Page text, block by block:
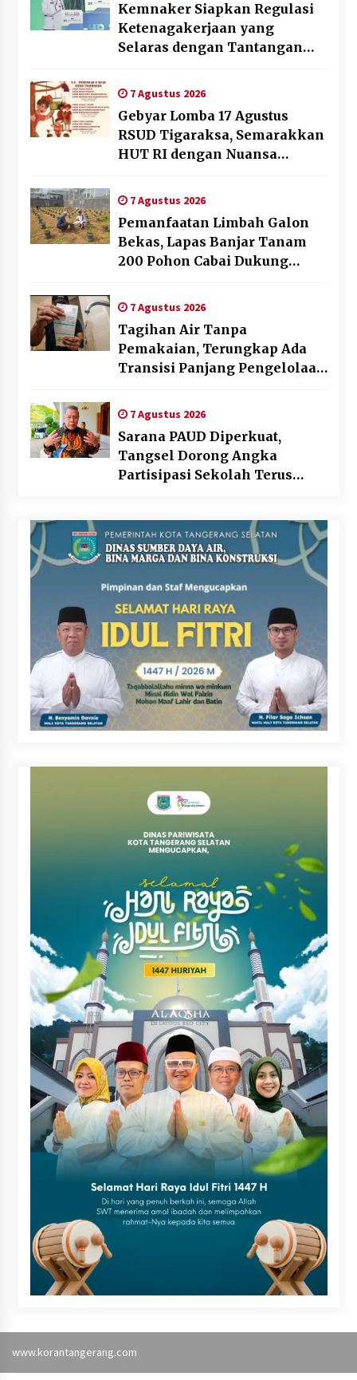
Kemnaker Siapkan Regulasi
Ketenagakerjaan yang
Selaras dengan Tantangan
7 Agustus 2026
Gebyar Lomba 17 Agustus
RSUD Tigaraksa, Semarakkan
HUT RI dengan Nuansa
7 Agustus 2026
Pemanfaatan Limbah Galon
Bekas, Lapas Banjar Tanam
200 Pohon Cabai Dukung
7 Agustus 2026
Tagihan Air Tanpa
Pemakaian, Terungkap Ada
Transisi Panjang Pengelolaan
Transparan
7 Agustus 2026
Sarana PAUD Diperkuat,
Tangsel Dorong Angka
Partisipasi Sekolah Terus
www.korantangerang.com